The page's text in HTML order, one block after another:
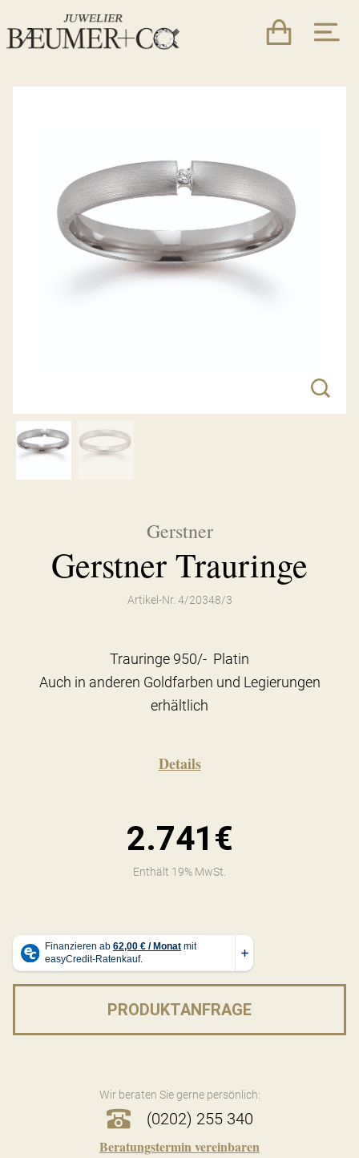
Gerstner
Gerstner Trauringe
Artikel-Nr. 4/20348/3
Trauringe 950/- Platin
Auch in anderen Goldfarben und Legierungen
erhältlich
Details
2.741€
Enthält 19% MwSt.
PRODUKTANFRAGE
Wir beraten Sie gerne persönlich:
(0202) 255 340
Beratungstermin vereinbaren